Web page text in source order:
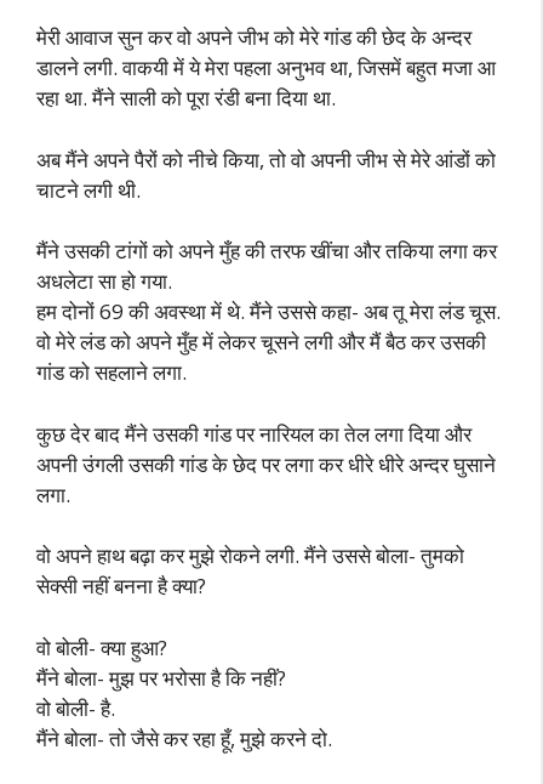
मेरी आवाज सुन कर वो अपने जीभ को मेरे गांड की छेद के अन्दर
डालने लगी. वाकयी में ये मेरा पहला अनुभव था, जिसमें बहुत मजा आ
रहा था. मैंने साली को पूरा रंडी बना दिया था.
अब मैंने अपने पैरों को नीचे किया, तो वो अपनी जीभ से मेरे आंडों को
चाटने लगी थी.
मैंने उसकी टांगों को अपने मुँह की तरफ खींचा और तकिया लगा कर
अधलेटा सा हो गया.
हम दोनों 69 की अवस्था में थे. मैंने उससे कहा- अब तू मेरा लंड चूस.
वो मेरे लंड को अपने मुँह में लेकर चूसने लगी और मैं बैठ कर उसकी
गांड को सहलाने लगा.
कुछ देर बाद मैंने उसकी गांड पर नारियल का तेल लगा दिया और
अपनी उंगली उसकी गांड के छेद पर लगा कर धीरे धीरे अन्दर घुसाने
लगा.
वो अपने हाथ बढ़ा कर मुझे रोकने लगी. मैंने उससे बोला- तुमको
सेक्सी नहीं बनना है क्या?
वो बोली- क्या हुआ?
मैंने बोला- मुझ पर भरोसा है कि नहीं?
वो बोली- है.
मैंने बोला- तो जैसे कर रहा हूँ, मुझे करने दो.